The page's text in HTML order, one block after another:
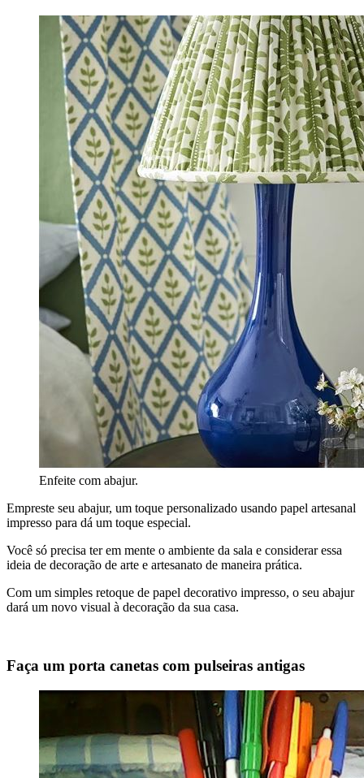
Enfeite com abajur.
Empreste seu abajur, um toque personalizado usando papel artesanal
impresso para dá um toque especial.
Você só precisa ter em mente o ambiente da sala e considerar essa
ideia de decoração de arte e artesanato de maneira prática.
Com um simples retoque de papel decorativo impresso, o seu abajur
dará um novo visual à decoração da sua casa.
Faça um porta canetas com pulseiras antigas